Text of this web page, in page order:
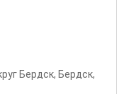
Бердск, Бердск,